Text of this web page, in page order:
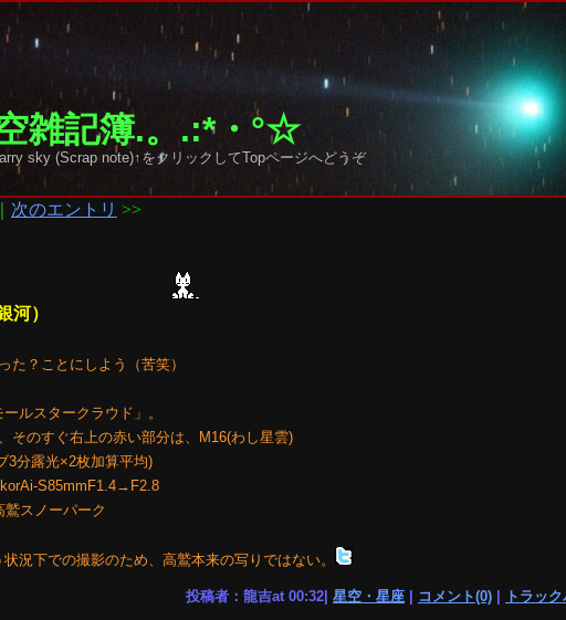
雑記簿.。.:*・°☆
sky (Scrap note)↑をクリックしてTopページへどうぞ
次のエントリ >>
河）
た？ことにしよう（苦笑）
ルスタークラウド」。
そのすぐ右上の赤い部分は、M16(わし星雲)
3分露光×2枚加算平均)
S85mmF1.4→F2.8
スノーパーク
況下での撮影のため、高鷲本来の写りではない。
投稿者：龍吉at 00:32| 星空・星座 コメント(0) トラッ